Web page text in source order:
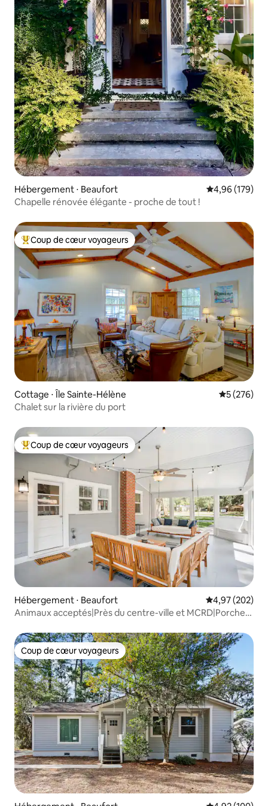
Hébergement ⋅ Beaufort Évaluation
4,96 (179)
Chapelle rénovée élégante - proche de tout !
Coups de cœur voyageurs les plus appréciés
Coup de cœur voyageurs
Cottage ⋅ Île Sainte-Hélène Évaluation
5 (276)
Chalet sur la rivière du port
Coups de cœur voyageurs les plus appréciés
Coup de cœur voyageurs
Hébergement ⋅ Beaufort Évaluation
4,97 (202)
Animaux acceptés|Près du centre-ville et MCRD|Porche
Coup de cœur voyageurs
Coup de cœur voyageurs